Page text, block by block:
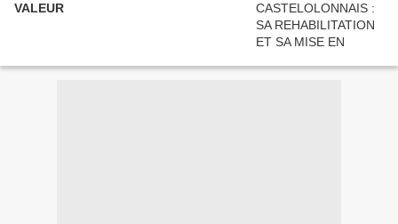
VALEUR